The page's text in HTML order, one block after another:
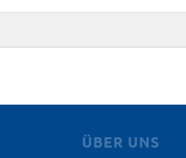
ÜBER UNS